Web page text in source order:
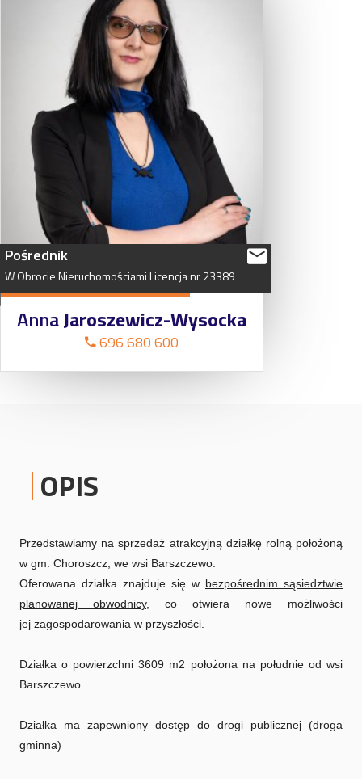
Pośrednik
WObrocieNieruchomościamiLicencjanr23389
AnnaJaroszewicz-Wysocka
696 680 600
OPIS
Przedstawiamy na sprzedaż atrakcyjną działkę rolną położoną
w gm. Choroszcz, we wsi Barszczewo.
Oferowana działka znajduje się w bezpośrednim sąsiedztwie
planowanej obwodnicy,
co otwiera nowe możliwości
jej zagospodarowania w przyszłości.
Działka o powierzchni 3609 m2 położona na południe od wsi
Barszczewo.
Działka ma zapewniony dostęp do drogi publicznej (droga
gminna)